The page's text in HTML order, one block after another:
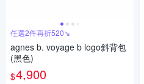
任選2件再折520↘
agnes b. voyage b logo斜背包
(黑色)
$4,900